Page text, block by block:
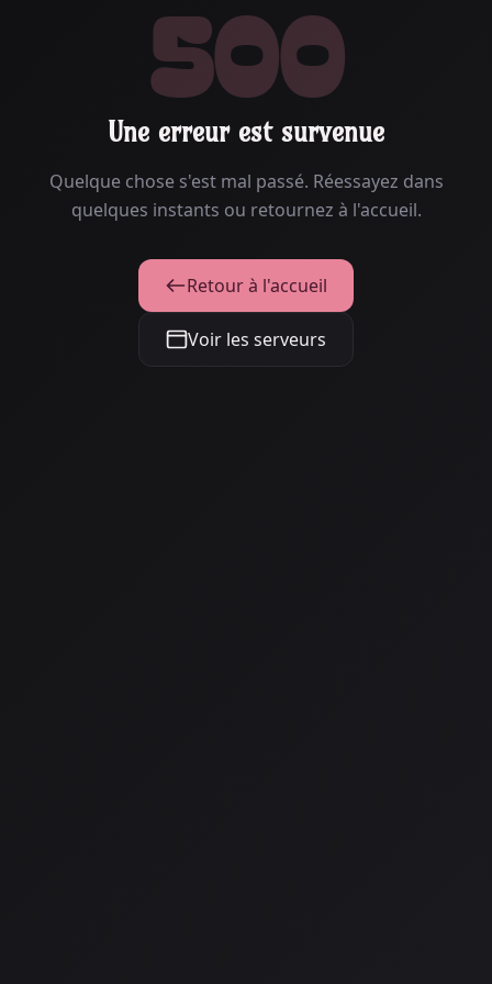
500
Une erreur est survenue
Quelque chose s'est mal passé. Réessayez dans
quelques instants ou retournez à l'accueil.
Retour à l'accueil
Voir les serveurs